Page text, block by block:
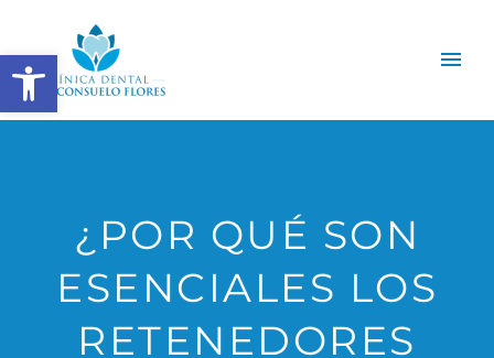
¿POR QUÉ SON
ESENCIALES LOS
RETENEDORES
Abrir barra de herramientas